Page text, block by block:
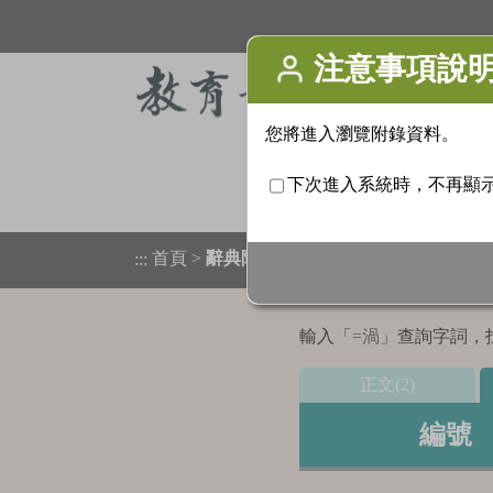
::: 首頁 > 辭典附錄
輸入「 =渦 」查詢字詞
正文(2)
編號